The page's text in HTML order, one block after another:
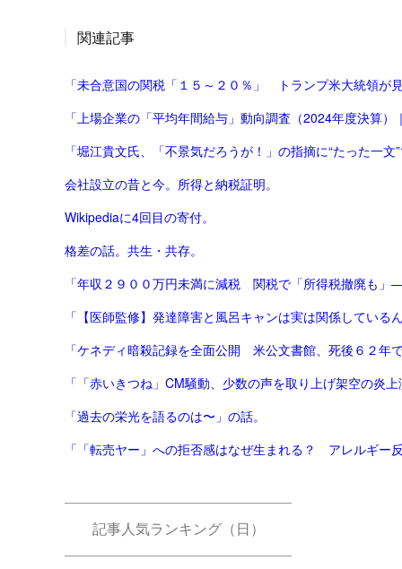
関連記事
「未合意国の関税「１５～２０％」 トランプ米大統領が
「上場企業の「平均年間給与」動向調査（2024年度決算
「堀江貴文氏、「不景気だろうが！」の指摘に“たった一
会社設立の昔と今。所得と納税証明。
Wikipediaに4回目の寄付。
格差の話。共生・共存。
「年収２９００万円未満に減税 関税で「所得税撤廃も」
「【医師監修】発達障害と風呂キャンは実は関係してい
「ケネディ暗殺記録を全面公開 米公文書館、死後６２年
「「赤いきつね」CM騒動、少数の声を取り上げ架空の
「過去の栄光を語るのは〜」の話。
記事人気ランキング（日）